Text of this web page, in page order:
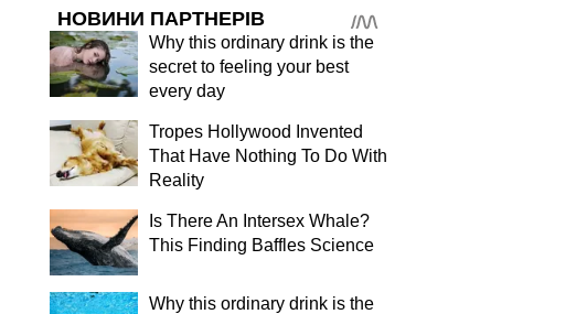
НОВИНИ ПАРТНЕРІВ
Why this ordinary drink is the
secret to feeling your best
every day
Tropes Hollywood Invented
That Have Nothing To Do With
Reality
Is There An Intersex Whale?
This Finding Baffles Science
Why this ordinary drink is the